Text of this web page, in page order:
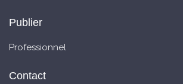
Publier
Professionnel
Contact